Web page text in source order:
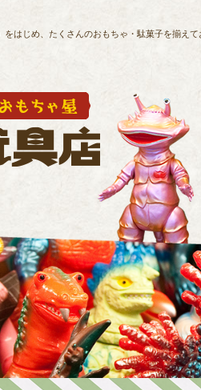
はじめ、 たくさんのおもちゃ・駄菓子を揃えて